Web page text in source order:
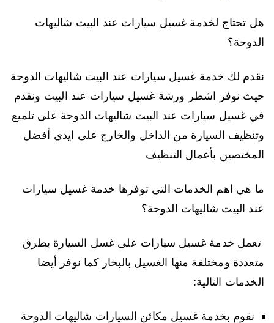
هل تحتاج لخدمة غسيل سيارات عند البيت شاليهات
الدوحة؟
نقدم لك خدمة غسيل سيارات عند البيت شاليهات الدوحة
حيث نوفر اشطر ورشة غسيل سيارات عند البيت ونقدم
في غسيل سيارات عند البيت شاليهات الدوحة على تلميع
وتنظيف السيارة من الداخل والخارج على ايدي أفضل
المختصين بأعمال التنظيف
ما هي اهم الخدمات التي توفرها خدمة غسيل سيارات
عند البيت شاليهات الدوحة؟
تعمل خدمة غسيل سيارات على غسل السيارة بطرق
متعددة ومختلفة منها الغسيل بالبخار كما نوفر أيضا
الخدمات التالية:
نقوم بخدمة غسيل مكائن السيارات شاليهات الدوحة